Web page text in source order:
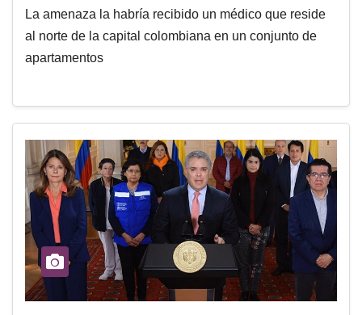
La amenaza la habría recibido un médico que reside
al norte de la capital colombiana en un conjunto de
apartamentos